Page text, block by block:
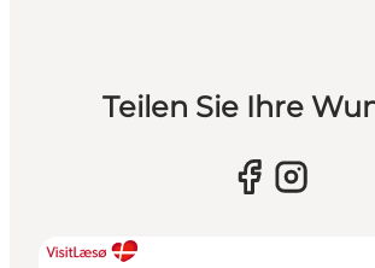
Teilen Sie Ihre